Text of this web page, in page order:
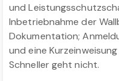
und
Inbetriebnahme der
Dokumentation;
und eine
Schneller geht nicht.